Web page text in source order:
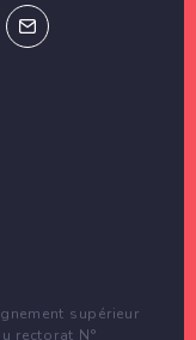
supérieur
rectorat N°